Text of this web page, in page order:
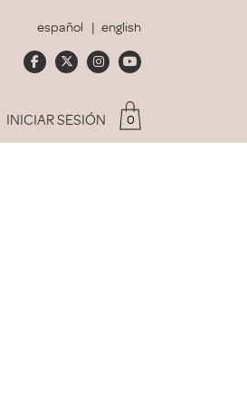
español english
INICIAR SESIÓN 0